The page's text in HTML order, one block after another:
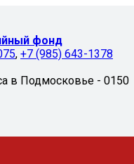
фонд
, +7 (985) 643-1378
в Подмосковье - 0150